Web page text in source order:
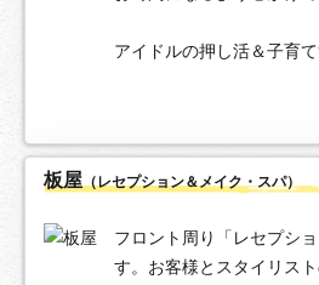
アイドルの押し活＆子育て
板屋（レセプション＆メイク・スパ）
フロント周り「レセプシ
す。お客様とスタイリス